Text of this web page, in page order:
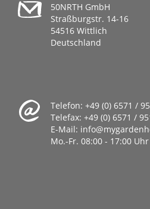
50NRTH GmbH
Straßburgstr. 14-16
54516 Wittlich
Deutschland
Telefon: +49 (0) 6571 /
Telefax: +49 (0) 6571 /
E-Mail:
Mo.-Fr. 08:00 - 17:00 Uhr